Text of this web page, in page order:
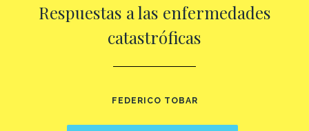
Respuestas a las enfermedades
catastróficas
FEDERICO TOBAR